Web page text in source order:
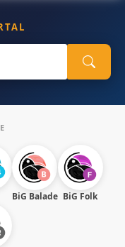
BiG Balade BiG Folk